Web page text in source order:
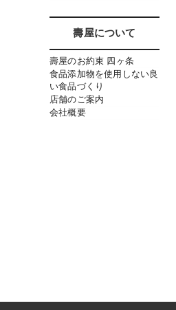
壽屋について
壽屋のお約束 四ヶ条
食品添加物を使用しない良
い食品づくり
店舗のご案内
会社概要